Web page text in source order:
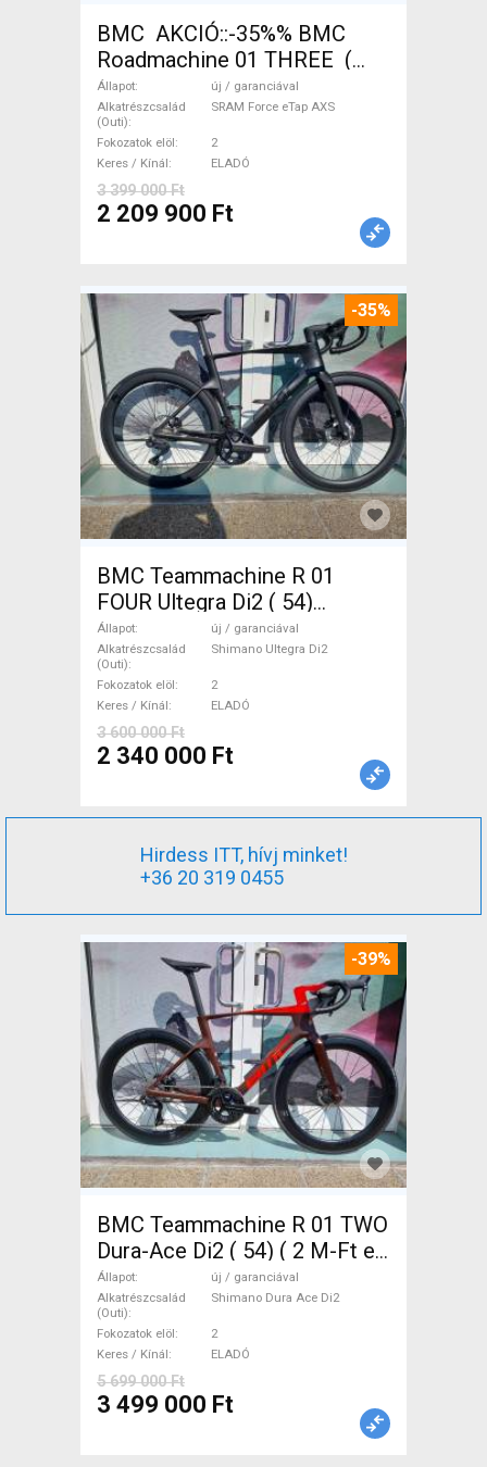
BMC AKCIÓ::-35%% BMC
Roadmachine 01 THREE (
54) Országúti SRAM Force
eTap AXS tárcsafék új /
garanciával ELADÓ
Állapot
új / garanciával
Alkatrészcsalád
(Outi)
SRAM Force eTap AXS
Fokozatok elöl
2
Keres / Kínál
ELADÓ
3 399 000 Ft
2 209 900 Ft
-35%
BMC Teammachine R 01
FOUR Ultegra Di2 ( 54)
Országúti Shimano Ultegra
Di2 tárcsafék új / garanciával
ELADÓ
Állapot
új / garanciával
Alkatrészcsalád
(Outi)
Shimano Ultegra Di2
Fokozatok elöl
2
Keres / Kínál
ELADÓ
3 600 000 Ft
2 340 000 Ft
Hirdess ITT, hívj minket!
+36 20 319 0455
-39%
BMC Teammachine R 01 TWO
Dura-Ace Di2 ( 54) ( 2 M-Ft e
Országúti Shimano Dura Ace
Di2 tárcsafék új / garanciával
ELADÓ
Állapot
új / garanciával
Alkatrészcsalád
(Outi)
Shimano Dura Ace Di2
Fokozatok elöl
2
Keres / Kínál
ELADÓ
5 699 000 Ft
3 499 000 Ft